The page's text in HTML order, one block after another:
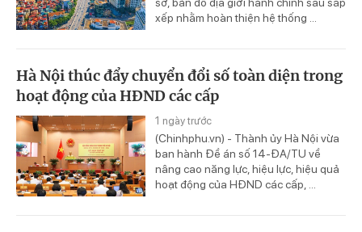
sơ, bản đồ địa giới hành chính sau sắp
xếp nhằm hoàn thiện hệ thống ...
Hà Nội thúc đẩy chuyển đổi số toàn diện trong
hoạt động của HĐND các cấp
1 ngày trước
(Chinhphu.vn) - Thành ủy Hà Nội vừa
ban hành Đề án số 14-ĐA/TU về
nâng cao năng lực, hiệu lực, hiệu quả
hoạt động của HĐND các cấp, ...